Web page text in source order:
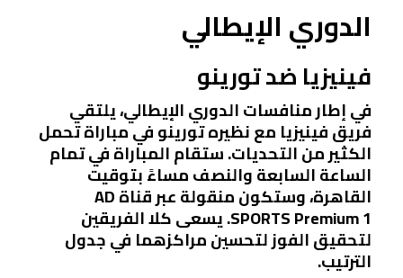
الدوري الإيطالي
فينيزيا ضد تورينو
في إطار منافسات الدوري الإيطالي، يلتقي
فريق فينيزيا مع نظيره تورينو في مباراة تحمل
الكثير من التحديات. ستقام المباراة في تمام
الساعة السابعة والنصف مساءً بتوقيت
القاهرة، وستكون منقولة عبر قناة AD
SPORTS Premium 1. يسعى كلا الفريقين
لتحقيق الفوز لتحسين مراكزهما في جدول
الترتيب.